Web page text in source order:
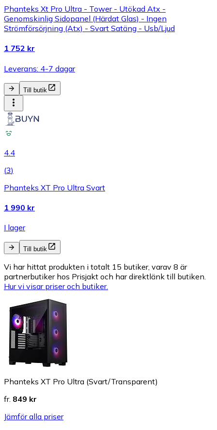
Phanteks Xt Pro Ultra - Tower - Utökad Atx -
Genomskinlig Sidopanel (Härdat Glas) - Ingen
Strömförsörjning (Atx) - Svart Satäng - Usb/Ljud
1 752 kr
Leverans: 4-7 dagar
Till butik
4.4
(3)
Phanteks XT Pro Ultra Svart
1 990 kr
I lager
Till butik
Vi har hittat produkten i totalt 15 butiker, varav 8 är
partnerbutiker hos Prisjakt och har direktlänk till butiken.
Hur vi visar priser och butiker.
Phanteks XT Pro Ultra (Svart/Transparent)
fr. 849 kr
Jämför alla priser